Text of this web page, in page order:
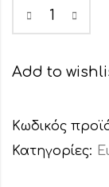
Add to
Κωδικός
Κατηγορίες: